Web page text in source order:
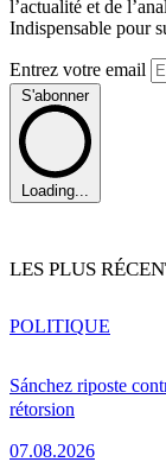
l’actualité et de
Indispensable pour
Entrez votre email
S'abonner
Loading...
LES PLUS
Sánchez riposte
rétorsion
07.08.2026
POLITIQUE